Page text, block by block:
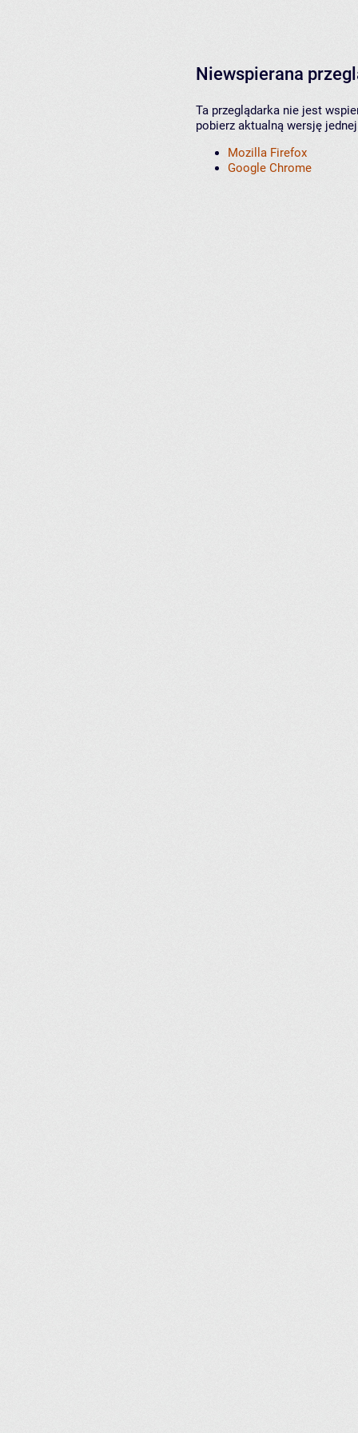
Niewspierana
Ta przeglądarka nie jest
pobierz aktualną wersję
Mozilla Firefox
Google Chrome